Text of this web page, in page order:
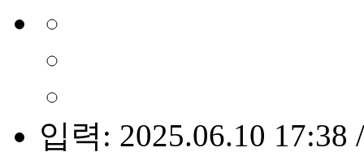
입력: 2025.06.10 17:38